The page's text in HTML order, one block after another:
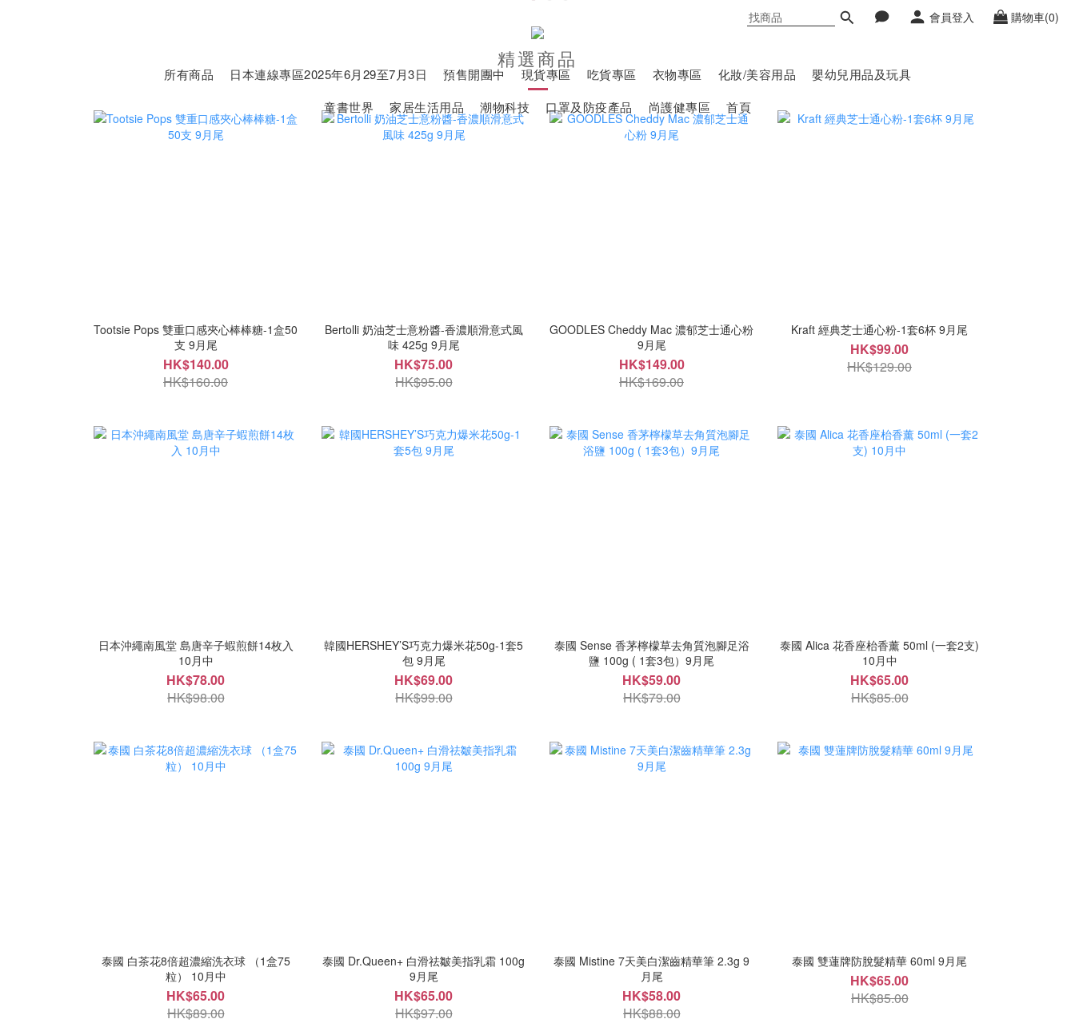
會員登入 購物車(0)
所有商品 日本連線專區2025年6月29至7月3日 預售開團中 現貨專區 吃貨專區 衣物專區 化妝/美容用品
嬰幼兒用品及玩具
童書世界
家居生活用品 潮物科技 口罩及防疫產品 尚護健專區 首頁
精選商品
Tootsie Pops 雙重口感夾心棒棒糖-1盒50
支 9月尾
HK$140.00
HK$160.00
Bertolli 奶油芝士意粉醬-香濃順滑意式風
味 425g 9月尾
HK$75.00
HK$95.00
GOODLES Cheddy Mac 濃郁芝士通心粉
9月尾
HK$149.00
HK$169.00
Kraft 經典芝士通心粉-1套6杯 9月尾
HK$99.00
HK$129.00
日本沖繩南風堂 島唐辛子蝦煎餅14枚入
10月中
HK$78.00
HK$98.00
韓國HERSHEY’S巧克力爆米花50g-1套5
包 9月尾
HK$69.00
HK$99.00
泰國 Sense 香茅檸檬草去角質泡腳足浴
鹽 100g ( 1套3包）9月尾
HK$59.00
HK$79.00
泰國 Alica 花香座枱香薰 50ml (一套2支)
10月中
HK$65.00
HK$85.00
泰國 白茶花8倍超濃縮洗衣球 （1盒75
粒） 10月中
HK$65.00
HK$89.00
泰國 Dr.Queen+ 白滑祛皺美指乳霜 100g
9月尾
HK$65.00
HK$97.00
泰國 Mistine 7天美白潔齒精華筆 2.3g 9
月尾
HK$58.00
HK$88.00
泰國 雙蓮牌防脫髮精華 60ml 9月尾
HK$65.00
HK$85.00